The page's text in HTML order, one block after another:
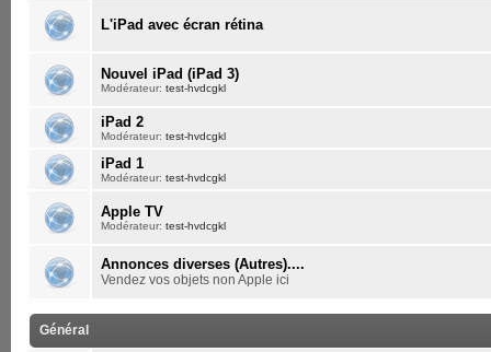
L'iPad avec écran rétina
Nouvel iPad (iPad 3)
Modérateur:test-hvdcgkl
iPad 2
Modérateur:test-hvdcgkl
iPad 1
Modérateur:test-hvdcgkl
Apple TV
Modérateur:test-hvdcgkl
Annonces diverses (Autres)....
Vendez vos objets non Apple ici
Général